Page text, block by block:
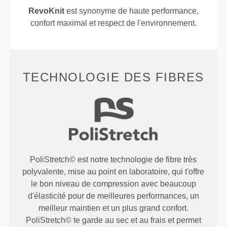
RevoKnitest synonyme de haute performance,
confort maximal et respect de l'environnement.
TECHNOLOGIE DES FIBRES
PoliStretch© est notre technologie de fibre très
polyvalente, mise au point en laboratoire, qui t'offre
le bon niveau de compression avec beaucoup
d'élasticité pour de meilleures performances, un
meilleur maintien et un plus grand confort.
PoliStretch© te garde au sec et au frais et permet